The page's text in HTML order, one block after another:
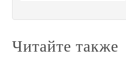
Читайте также